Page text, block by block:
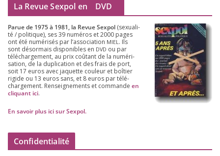
La Revue Sexpol en DVD
Parue de 1975à 1981, la Revue Sex­pol (sexua­li­
té /​ poli­tique), ses39 numé­ros et2000 pages
ont été numé­ri­sés par l’as­so­cia­tion MIEL . Ils
sont désor­mais dis­po­nibles en DVD ou par
télé­char­ge­ment, au prix coû­tant de la numé­ri­
sa­tion, de la dupli­ca­tion et des frais de port,
soit 17 euros avec jaquette cou­leur et boî­tier
rigide ou 13 euros sans, et 8 euros par télé­
char­ge­ment. Ren­sei­gne­ments et com­mande en
cli­quant ici.
En savoir plus ici sur Sexpol.
Confidentialité